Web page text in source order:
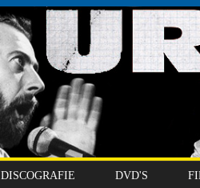
DISCOGRAFIE DVD'S